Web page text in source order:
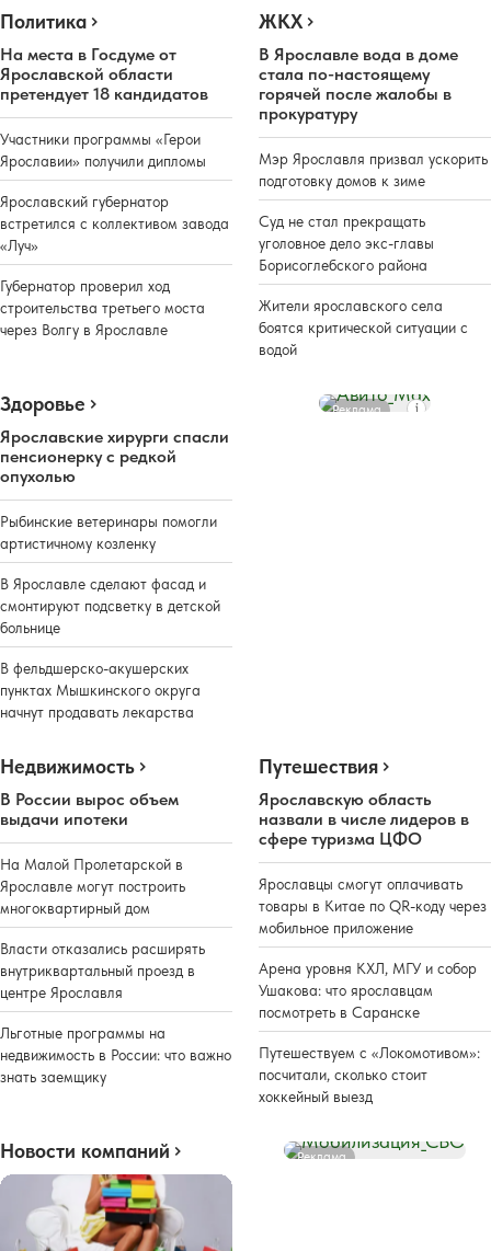
Политика
На места в Госдуме от
Ярославской области
претендует 18 кандидатов
Участники программы «Герои
Ярославии» получили дипломы
Ярославский губернатор
встретился с коллективом завода
«Луч»
Губернатор проверил ход
строительства третьего моста
через Волгу в Ярославле
ЖКХ
В Ярославле вода в доме
стала по-настоящему
горячей после жалобы в
прокуратуру
Мэр Ярославля призвал ускорить
подготовку домов к зиме
Суд не стал прекращать
уголовное дело экс-главы
Борисоглебского района
Жители ярославского села
боятся критической ситуации с
водой
Здоровье
Ярославские хирурги спасли
пенсионерку с редкой
опухолью
Рыбинские ветеринары помогли
артистичному козленку
В Ярославле сделают фасад и
смонтируют подсветку в детской
больнице
В фельдшерско-акушерских
пунктах Мышкинского округа
начнут продавать лекарства
Реклама
Недвижимость
В России вырос объем
выдачи ипотеки
На Малой Пролетарской в
Ярославле могут построить
многоквартирный дом
Власти отказались расширять
внутриквартальный проезд в
центре Ярославля
Льготные программы на
недвижимость в России: что важно
знать заемщику
Путешествия
Ярославскую область
назвали в числе лидеров в
сфере туризма ЦФО
Ярославцы смогут оплачивать
товары в Китае по QR-коду через
мобильное приложение
Арена уровня КХЛ, МГУ и собор
Ушакова: что ярославцам
посмотреть в Саранске
Путешествуем с «Локомотивом»:
посчитали, сколько стоит
хоккейный выезд
Новости компаний Реклама